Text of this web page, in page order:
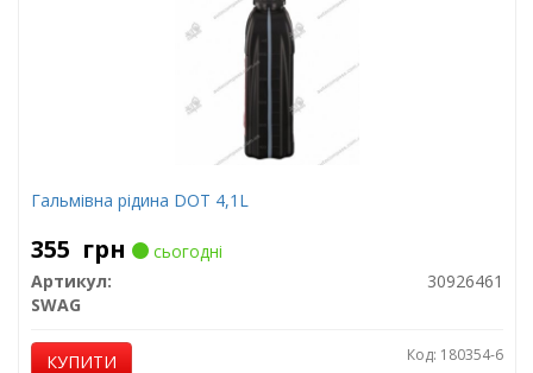
Гальмівна рідина DOT 4,1L
355 грн
сьогодні
Артикул:
30926461
SWAG
КУПИТИ Код: 180354-6